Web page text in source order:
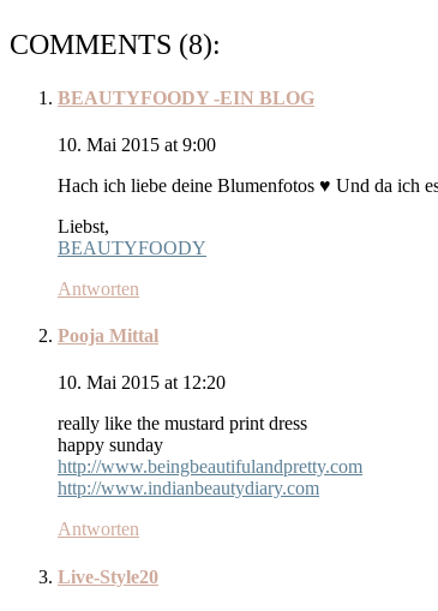
COMMENTS (8):
BEAUTYFOODY -EIN BLOG
10. Mai 2015 at 9:00
Hach ich liebe deine Blumenfotos ♥ Und da ich
Liebst,
BEAUTYFOODY
Antworten
Pooja Mittal
10. Mai 2015 at 12:20
really like the mustard print dress
happy sunday
http://www.beingbeautifulandpretty.com
http://www.indianbeautydiary.com
Antworten
Live-Style20